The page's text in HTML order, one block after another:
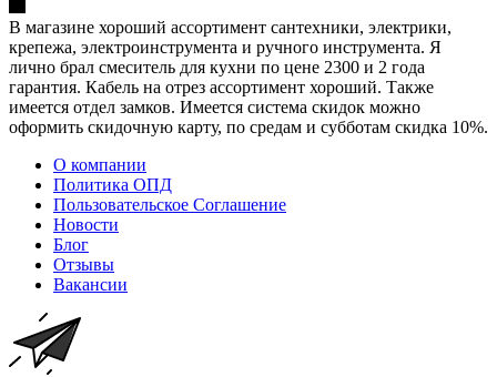
В магазине хороший ассортимент сантехники, электрики,
крепежа, электроинструмента и ручного инструмента. Я
лично брал смеситель для кухни по цене 2300 и 2 года
гарантия. Кабель на отрез ассортимент хороший. Также
имеется отдел замков. Имеется система скидок можно
оформить скидочную карту, по средам и субботам скидка 10%.
О компании
Политика ОПД
Пользовательское Соглашение
Новости
Блог
Отзывы
Вакансии